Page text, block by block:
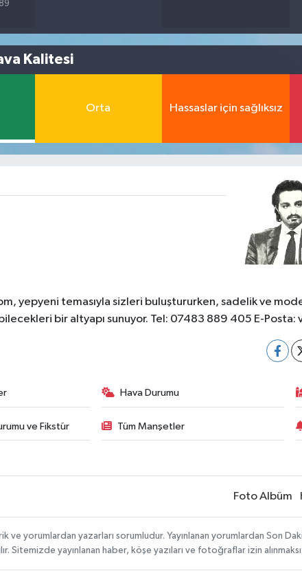
Kalitesi
Orta Hassaslar için sağlıksız
yepyeni temasıyla sizleri buluştururken, sadelik ve
bir altyapı sunuyor. Tel: 07483 889 405 E-Posta:
Hava Durumu
ve Fikstür Tüm Manşetler
Foto Albüm
ve yorumlardan yazarları sorumludur. Yayınlanan yorumlardan Son
Sitemizde yayınlanan haber, köşe yazıları ve fotoğraflar izin